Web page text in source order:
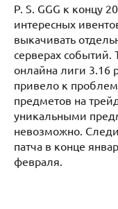
P. S. GGG к концу
интересных
выкачивать
серверах
онлайна лиги 3.16
привело к
предметов на
уникальными
невозможно.
патча в конце
февраля.